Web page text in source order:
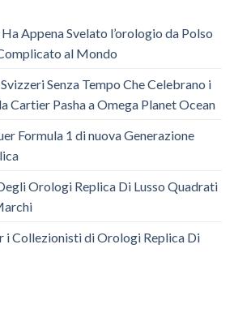
Appena Svelato l’orologio da Polso
al Mondo
Senza Tempo Che Celebrano i
Cartier Pasha a Omega Planet Ocean
Formula 1 di nuova Generazione
Orologi Replica Di Lusso Quadrati
i Collezionisti di Orologi Replica Di